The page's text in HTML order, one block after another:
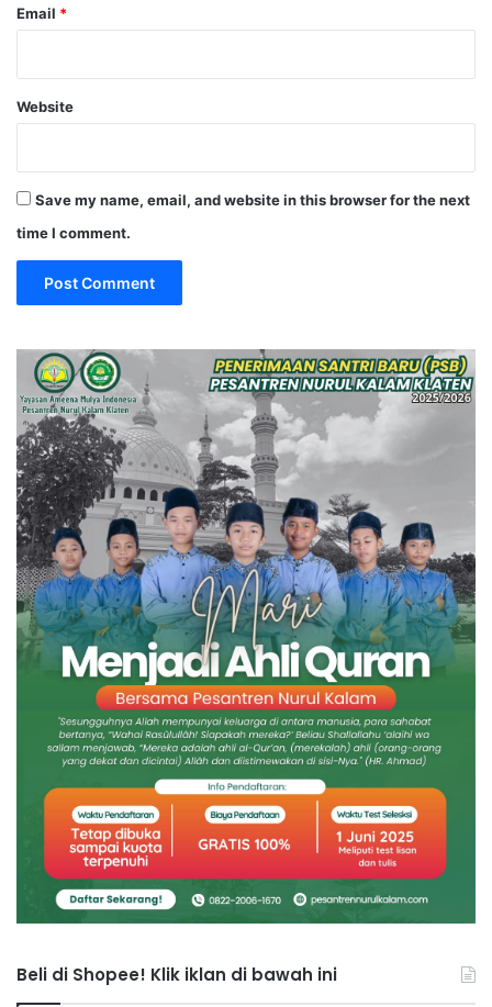
Email *
Website
Save my name, email, and website in this browser for the next
time I comment.
Beli di Shopee! Klik iklan di bawah ini